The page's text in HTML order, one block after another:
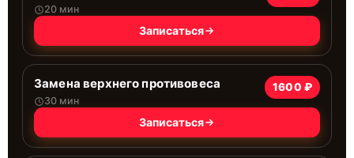
20 мин
Записаться
Замена верхнего противовеса
30 мин
1600 ₽
Записаться